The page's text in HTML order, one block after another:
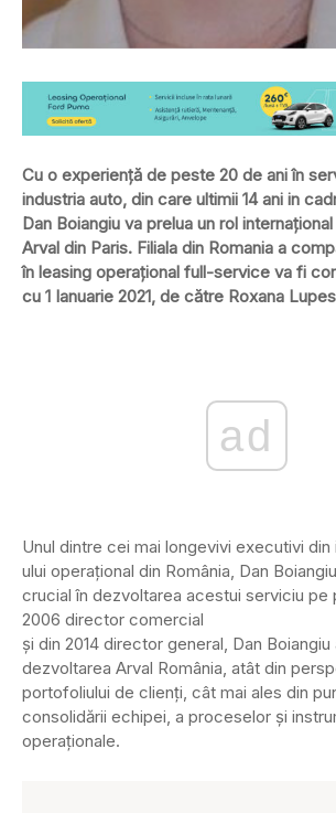
Cu o experienţă de peste 20 de ani în
industria auto, din care ultimii 14 ani in
Dan Boiangiu va prelua un rol
Arval din Paris. Filiala din Romania a
în leasing operaţional full-service va fi
cu 1 Ianuarie 2021, de către Roxana
ad
Unul dintre cei mai longevivi executivi
ului operaţional din România, Dan
crucial în dezvoltarea acestui serviciu pe
2006 director comercial
și din 2014 director general, Dan
dezvoltarea Arval România, atât din
portofoliului de clienţi, cât mai ales din
consolidării echipei, a proceselor și
operaţionale.